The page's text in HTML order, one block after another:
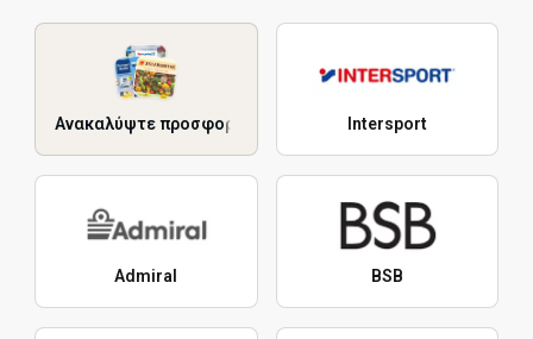
Ανακαλύψτε προσφορές Intersport
Admiral BSB